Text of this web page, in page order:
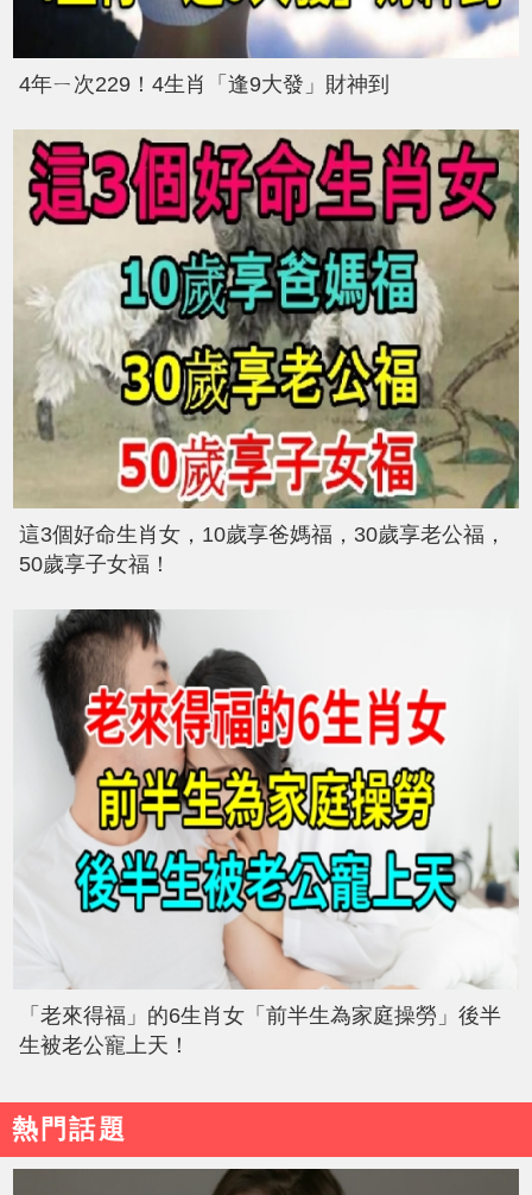
4年ㄧ次229！4生肖「逢9大發」財神到
這3個好命生肖女，10歲享爸媽福，30歲享老公福，
50歲享子女福！
「老來得福」的6生肖女「前半生為家庭操勞」後半
生被老公寵上天！
熱門話題